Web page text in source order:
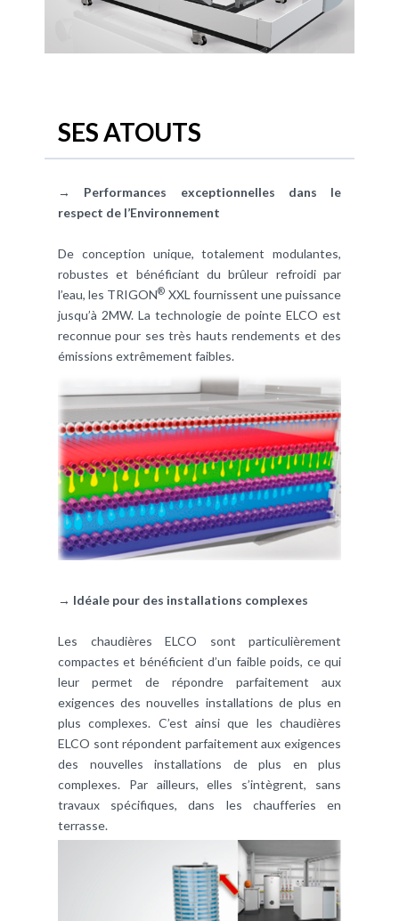
SES ATOUTS
→ Performances exceptionnelles dans le
respect de l’Environnement
De conception unique, totalement modulantes,
robustes et bénéficiant dubrûleur refroidi par
l’eau, les TRIGON® XXL fournissent une puissance
jusqu’à 2MW. La technologie de pointe ELCO est
reconnue pour ses très hauts rendements et des
émissions extrêmement faibles.
→ Idéale pour des installations complexes
Les chaudières ELCO sont particulièrement
compactes et bénéficient d’un faible poids, ce qui
leur permet de répondre parfaitement aux
exigences des nouvelles installations de plus en
plus complexes. C’est ainsi que les chaudières
ELCO sont répondent parfaitement aux exigences
des nouvelles installations de plus en plus
complexes. Par ailleurs, elles s’intègrent, sans
travaux spécifiques, dans les chaufferies en
terrasse.